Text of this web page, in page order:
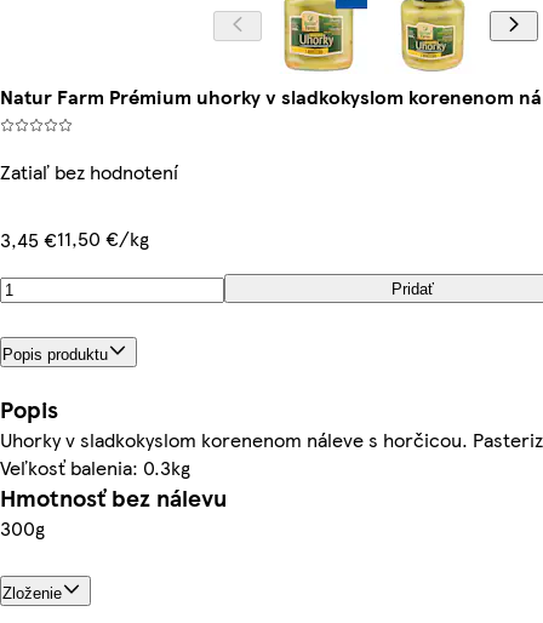
Natur Farm Prémium uhorky v sladkokyslom korenenom
Zatiaľ bez hodnotení
3,45 €11,50 €/kg
Pridať
Popis produktu
Popis
Uhorky v sladkokyslom korenenom náleve s horčicou.
Veľkosť balenia: 0.3kg
Hmotnosť bez nálevu
300g
Zloženie